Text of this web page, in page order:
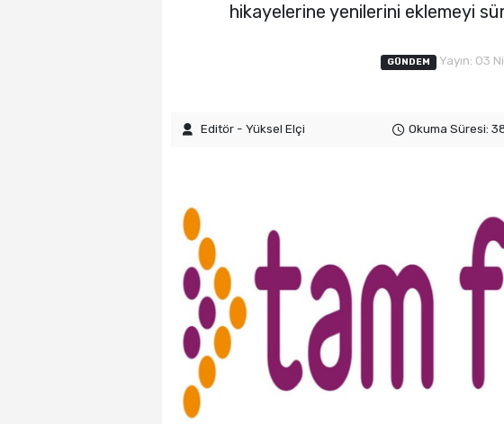
hikayelerine yenilerini eklemeyi
GÜNDEM Yayın: 03
Editör - Yüksel Elçi Okuma Süresi: